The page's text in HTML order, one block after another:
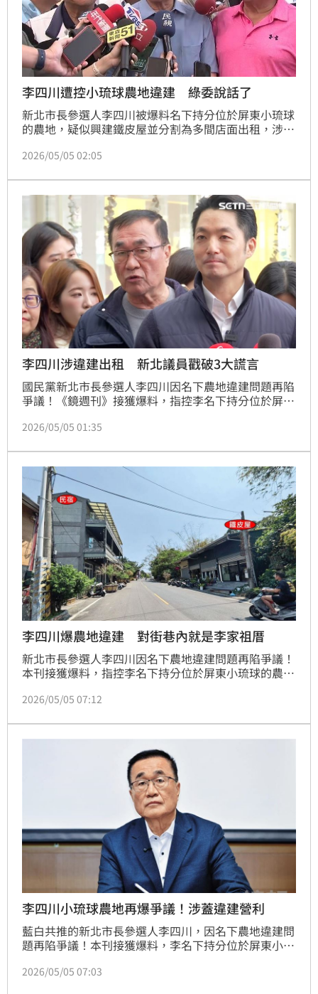
李四川遭控小琉球農地違建 綠委說話了
新北市長參選人李四川被爆料名下持分位於屏東小琉球
的農地，疑似興建鐵皮屋並分割為多間店面出租，涉及
院黨團幹事長莊瑞雄今（5）日受訪直言，他經常前往
大家報告，那就是有」。他並呼籲，李四川應正面面對
外界質疑，清楚說明是否存在農地違規使用情形。
2026/05/05 02:05
李四川涉違建出租 新北議員戳破3大謊言
國民黨新北市長參選人李四川因名下農地違建問題再陷
爭議！《鏡週刊》接獲爆料，指控李名下持分位於屏東
店面出租。李四川辦公室回應表示，該土地是繼承而
切依法處理，「如應拆除，該拆就拆，沒有例外。」對
此，民進黨新北市議員顏蔚慈就說，李四川戳破了自己
編造的三大謊言，神隱2個月迴避土地問題一籮筐、熟
悉土地建設的假人設，以及「選舉到了」才想守法，建
議李四川不要再沉溺於社群編造出來的尷尬假人設，好
好面對土地違法問題、家族在地方仗勢欺人的治安問
題。
2026/05/05 01:35
李四川爆農地違建 對街巷內就是李家祖厝
新北市長參選人李四川因名下農地違建問題再陷爭議！
本刊接獲爆料，指控李名下持分位於屏東小琉球的農業
刊進一步調查，李四川名下這塊涉違建的農地，對街除
家的祖厝也在對街的三民路巷內、僅幾步之遙，讓爆料
人士質疑，該農地離李家祖厝那麼近，加上李四川又熟
悉都市計畫及土地相關法令，「怎可能會不知情？」
2026/05/05 07:12
李四川小琉球農地再爆爭議！涉蓋違建營利
藍白共推的新北市長參選人李四川，因名下農地違建問
題再陷爭議！本刊接獲爆料，李名下持分位於屏東小琉
出租，實際從事餐飲、零售及水上活動等非農業用途，
2026/05/05 07:03